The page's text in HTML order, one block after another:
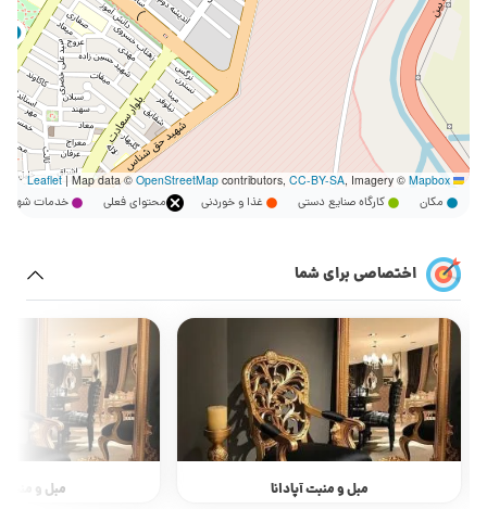
Leaflet
|Map data © OpenStreetMapcontributors, CC-BY-SA, Imagery © Mapbox
مکان کارگاه صنایع دستی غذا و خوردنی محتوای فعلی خدمات
اختصاصی برای شما
مبل و منبت آپادانا مبل و منبت